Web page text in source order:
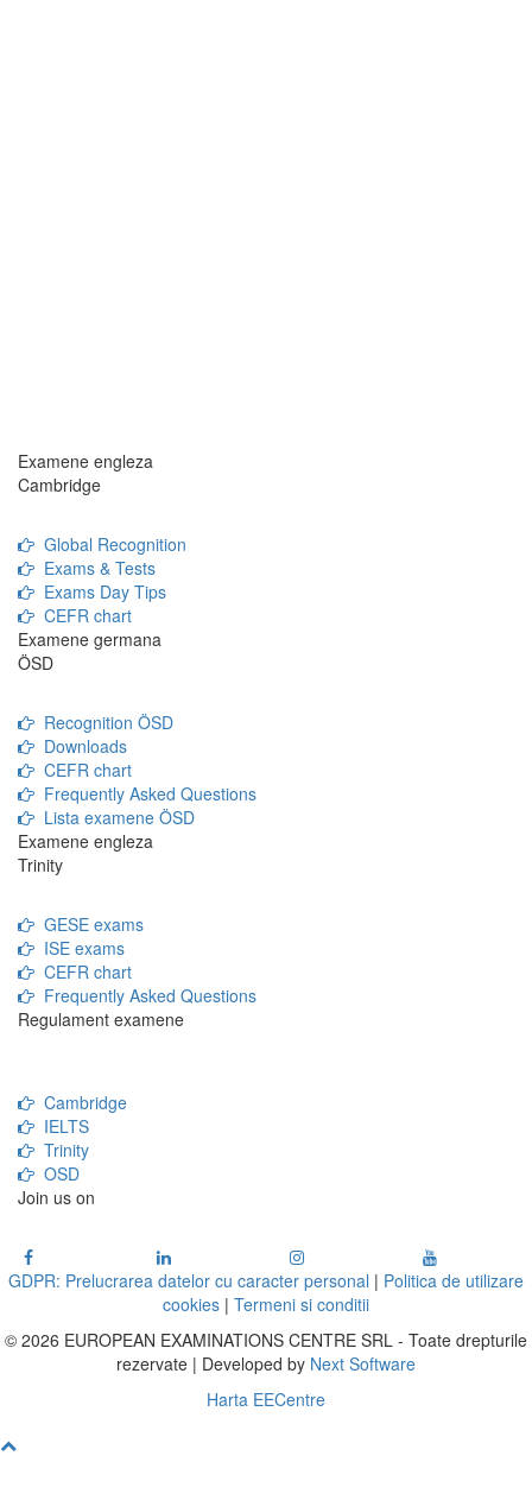
Examene engleza
Cambridge
Global Recognition
Exams & Tests
Exams Day Tips
CEFR chart
Examene germana
ÖSD
Recognition ÖSD
Downloads
CEFR chart
Frequently Asked Questions
Lista examene ÖSD
Examene engleza
Trinity
GESE exams
ISE exams
CEFR chart
Frequently Asked Questions
Regulament examene
Cambridge
IELTS
Trinity
OSD
Join us on
GDPR: Prelucrarea datelor cu caracter personal | Politica de utilizare
cookies | Termeni si conditii
© 2026 EUROPEAN EXAMINATIONS CENTRE SRL - Toate drepturile
rezervate | Developed by Next Software
Harta EECentre